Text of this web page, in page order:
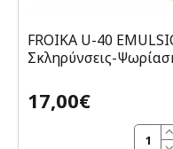
FROIKA U-40
Σκληρύνσεις-
17,00€